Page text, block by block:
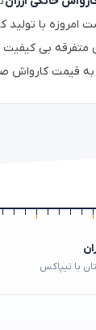
امروزه با تولید
بی کیفیت
قیمت کارواش
با تیپاکس